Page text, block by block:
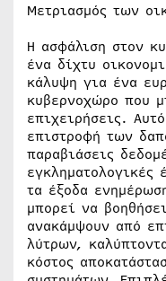
Μετριασμός των
Η ασφάλιση στον
ένα δίχτυ
κάλυψη για ένα
κυβερνοχώρο που
επιχειρήσεις.
επιστροφή των
παραβιάσεις
εγκληματολογικές
τα έξοδα
μπορεί να
ανακάμψουν από
λύτρων,
κόστος